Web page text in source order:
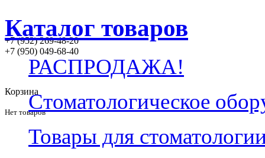
+7 (952) 269-48-20
‪+7 (950) 049-68-40
Корзина
Нет товаров
Каталог товаров
РАСПРОДАЖА!
Стоматологическое
Товары для